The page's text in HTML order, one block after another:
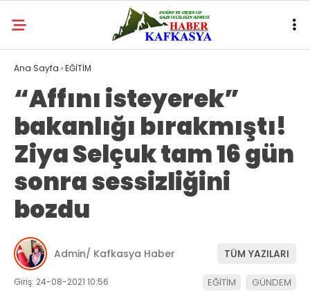
Ana Sayfa ›EĞİTİM
“Affını isteyerek”
bakanlığı bırakmıştı!
Ziya Selçuk tam 16 gün
sonra sessizliğini
bozdu
Admin/ Kafkasya Haber TÜM YAZILARI
Giriş: 24-08-2021 10:56 EĞİTİM GÜNDEM